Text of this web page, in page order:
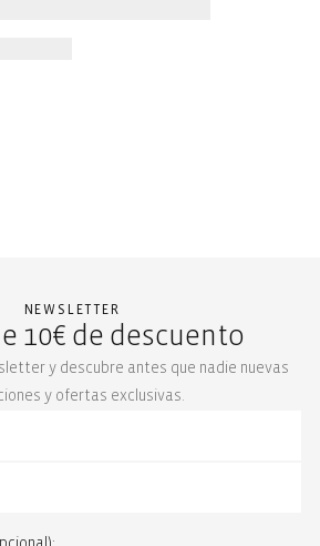
NEWSLETTER
10€ de descuento
y descubre antes que nadie nuevas
y ofertas exclusivas.